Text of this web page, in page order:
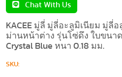
Chat With Us
KACEE มู่ลี่ มู่ลี่อะลูมิเนียม มู่ลี่
ม่านหน้าต่าง รุ่นโซ่ดึง ใบขนาด
Crystal Blue หนา 0.18 มม.
SKU: